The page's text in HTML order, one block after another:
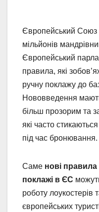
Європейський Союз
мільйонів
Європейський
правила, які
ручну поклажу до
Нововведення
більш прозорим та
які часто
під час бронювання.
Саме нові
поклажі в ЄС
роботу лоукостерів
європейських